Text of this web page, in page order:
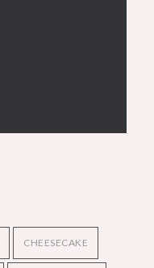
CHEESECAKE